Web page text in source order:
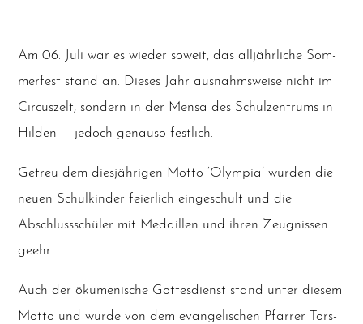
Am 06. Juli war es wie­der soweit, das all­jähr­li­che Som­
mer­fest stand an. Die­ses Jahr aus­nahms­wei­se nicht im
Cir­cus­zelt, son­dern in der Men­sa des Schul­zen­trums in
Hil­den — jedoch genau­so festlich.
Getreu dem dies­jäh­ri­gen Mot­to ‘Olym­pia’ wur­den die
neu­en Schul­kin­der fei­er­lich ein­ge­schult und die
Abschluss­schü­ler mit Medail­len und ihren Zeug­nis­sen
geehrt.
Auch der öku­me­ni­sche Got­tes­dienst stand unter die­sem
Mot­to und wur­de von dem evan­ge­li­schen Pfar­rer Tors­